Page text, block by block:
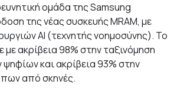
ομάδα της Samsung
της νέας συσκευής MRAM, με
ΑΙ (τεχνητής νοημοσύνης). Το
ακρίβεια 98% στην ταξινόμηση
και ακρίβεια 93% στην
από σκηνές.